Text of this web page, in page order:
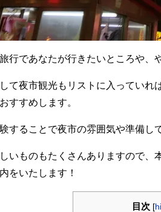
行であなたが行きたいところや、
て夜市観光もリストに入ってい
すすめします。
することで夜市の雰囲気や準備し
いものもたくさんありますので
をいたします！
目次 [